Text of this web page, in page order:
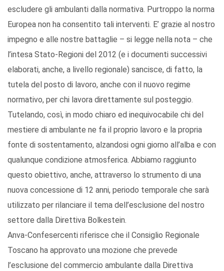
escludere gli ambulanti dalla normativa. Purtroppo la norma
Europea non ha consentito tali interventi. E’ grazie al nostro
impegno e alle nostre battaglie – si legge nella nota – che
l’intesa Stato-Regioni del 2012 (e i documenti successivi
elaborati, anche, a livello regionale) sancisce, di fatto, la
tutela del posto di lavoro, anche con il nuovo regime
normativo, per chi lavora direttamente sul posteggio.
Tutelando, così, in modo chiaro ed inequivocabile chi del
mestiere di ambulante ne fa il proprio lavoro e la propria
fonte di sostentamento, alzandosi ogni giorno all’alba e con
qualunque condizione atmosferica. Abbiamo raggiunto
questo obiettivo, anche, attraverso lo strumento di una
nuova concessione di 12 anni, periodo temporale che sarà
utilizzato per rilanciare il tema dell’esclusione del nostro
settore dalla Direttiva Bolkestein.
Anva-Confesercenti riferisce che il Consiglio Regionale
Toscano ha approvato una mozione che prevede
l’esclusione del commercio ambulante dalla Direttiva